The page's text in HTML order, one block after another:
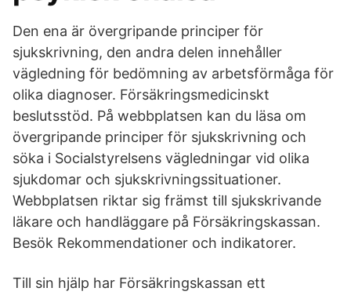
Den ena är övergripande principer för
sjukskrivning, den andra delen innehåller
vägledning för bedömning av arbetsförmåga för
olika diagnoser. Försäkringsmedicinskt
beslutsstöd. På webbplatsen kan du läsa om
övergripande principer för sjukskrivning och
söka i Socialstyrelsens vägledningar vid olika
sjukdomar och sjukskrivningssituationer.
Webbplatsen riktar sig främst till sjukskrivande
läkare och handläggare på Försäkringskassan.
Besök Rekommendationer och indikatorer.
Till sin hjälp har Försäkringskassan ett